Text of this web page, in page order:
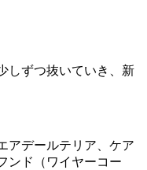
しずつ抜いていき、新
アデールテリア、ケア
ンド（ワイヤーコー